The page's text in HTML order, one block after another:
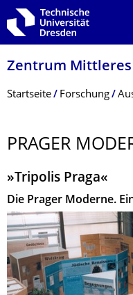
Zur Hauptnavigation
Zur Suche springen
Zum Inhalt springen
Zentrum Mittleres
Breadcrumb-Menü
Startseite Forschung
PRAGER
»Tripolis Praga«
Die Prager Moderne.